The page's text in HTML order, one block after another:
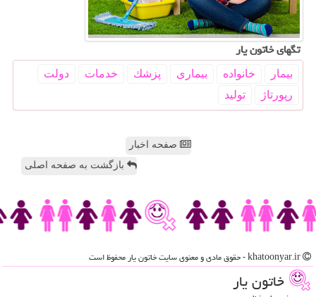
تگهای خاتون یار
بیمار خانواده بیماری پزشك خدمات
دولت
رپورتاژ
تولید
صفحه اخبار
بازگشت به صفحه اصلی
خاتون یار